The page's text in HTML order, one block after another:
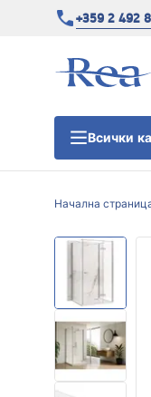
+359 2 492
Всички
Душ
Начална